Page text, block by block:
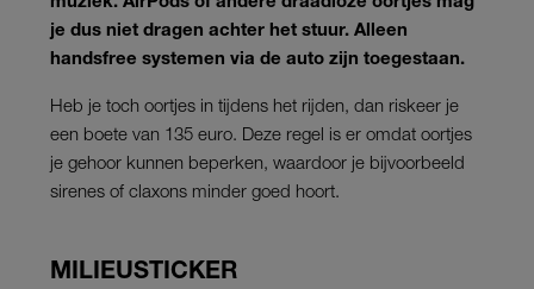
je dus niet dragen achter het stuur. Alleen
handsfree systemen via de auto zijn toegestaan.
Heb je toch oortjes in tijdens het rijden, dan riskeer je
een boete van 135 euro. Deze regel is er omdat oortjes
je gehoor kunnen beperken, waardoor je bijvoorbeeld
sirenes of claxons minder goed hoort.
MILIEUSTICKER